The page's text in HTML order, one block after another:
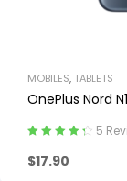
MOBILES, TABLETS
OnePlus Nord
out of 5
5
$17.90